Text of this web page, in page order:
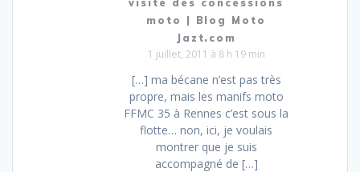
visite des concessions
moto | Blog Moto
Jazt.com
1 juillet, 2011 à 8 h 19 min
[…] ma bécane n’est pas très
propre, mais les manifs moto
FFMC 35 à Rennes c’est sous la
flotte… non, ici, je voulais
montrer que je suis
accompagné de […]